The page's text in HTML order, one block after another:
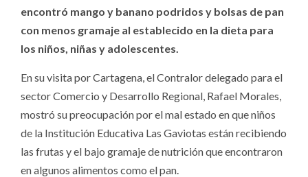
encontró mango y banano podridos y bolsas de pan
con menos gramaje al establecido en la dieta para
los niños, niñas y adolescentes.
En su visita por Cartagena, el Contralor delegado para el
sector Comercio y Desarrollo Regional, Rafael Morales,
mostró su preocupación por el mal estado en que niños
de la Institución Educativa Las Gaviotas están recibiendo
las frutas y el bajo gramaje de nutrición que encontraron
en algunos alimentos como el pan.